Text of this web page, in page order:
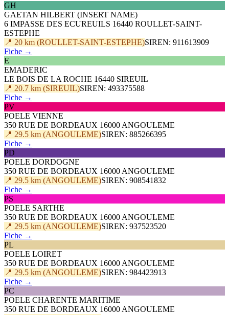
GH
GAETAN HILBERT (INSERT NAME)
6 IMPASSE DES ECUREUILS 16440 ROULLET-SAINT-
ESTEPHE
📍 20 km (ROULLET-SAINT-ESTEPHE)SIREN: 911613909
Fiche →
E
EMADERIC
LE BOIS DE LA ROCHE 16440 SIREUIL
📍 20.7 km (SIREUIL)SIREN: 493375588
Fiche →
PV
POELE VIENNE
350 RUE DE BORDEAUX 16000 ANGOULEME
📍 29.5 km (ANGOULEME)SIREN: 885266395
Fiche →
PD
POELE DORDOGNE
350 RUE DE BORDEAUX 16000 ANGOULEME
📍 29.5 km (ANGOULEME)SIREN: 908541832
Fiche →
PS
POELE SARTHE
350 RUE DE BORDEAUX 16000 ANGOULEME
📍 29.5 km (ANGOULEME)SIREN: 937523520
Fiche →
PL
POELE LOIRET
350 RUE DE BORDEAUX 16000 ANGOULEME
📍 29.5 km (ANGOULEME)SIREN: 984423913
Fiche →
PC
POELE CHARENTE MARITIME
350 RUE DE BORDEAUX 16000 ANGOULEME